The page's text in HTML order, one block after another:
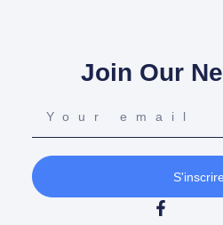
Join Our
S'inscrire